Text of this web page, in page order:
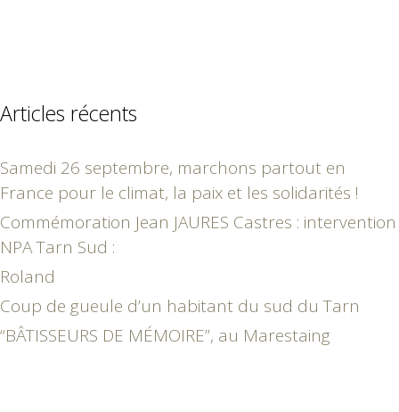
Articles récents
Samedi 26 septembre, marchons partout en
France pour le climat, la paix et les solidarités !
Commémoration Jean JAURES Castres : intervention
NPA Tarn Sud :
Roland
Coup de gueule d’un habitant du sud du Tarn
“BÂTISSEURS DE MÉMOIRE”, au Marestaing